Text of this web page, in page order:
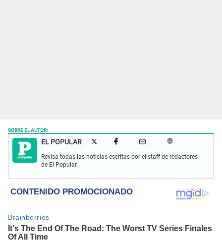
SOBRE EL AUTOR:
EL POPULAR
Revisa todas las noticias escritas por el staff de redactores
de El Popular.